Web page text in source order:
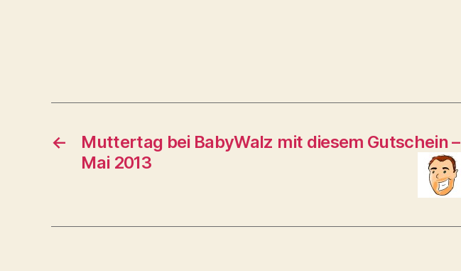
←
Muttertag bei BabyWalz mit diesem Gutschein –
Mai 2013